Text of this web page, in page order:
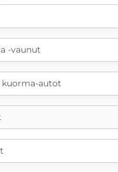
-vaunut
autot